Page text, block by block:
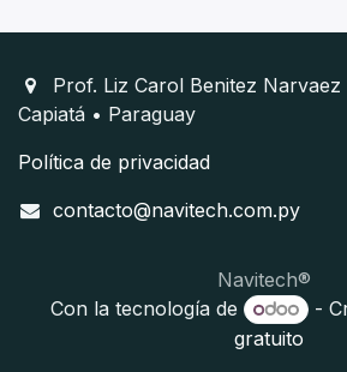
Prof. Liz Carol Benitez Narvaez
Capiatá • Paraguay
Política de privacidad
contacto@navitech.com.py
Navitech®️
Con la tecnología de
-
gratuito